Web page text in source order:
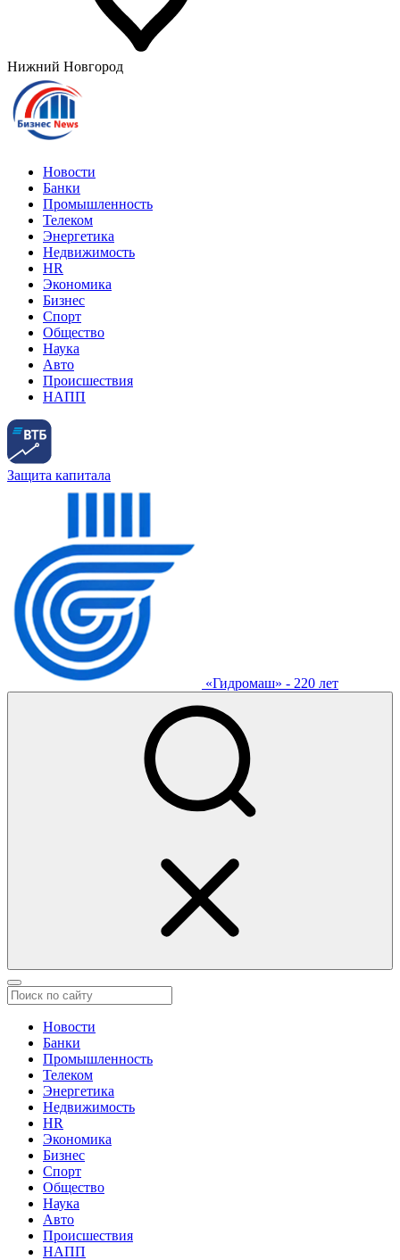
Нижний Новгород
Новости
Банки
Промышленность
Телеком
Энергетика
Недвижимость
HR
Экономика
Бизнес
Спорт
Общество
Наука
Авто
Происшествия
НАПП
Защита капитала
«Гидромаш» - 220 лет
Новости
Банки
Промышленность
Телеком
Энергетика
Недвижимость
HR
Экономика
Бизнес
Спорт
Общество
Наука
Авто
Происшествия
НАПП